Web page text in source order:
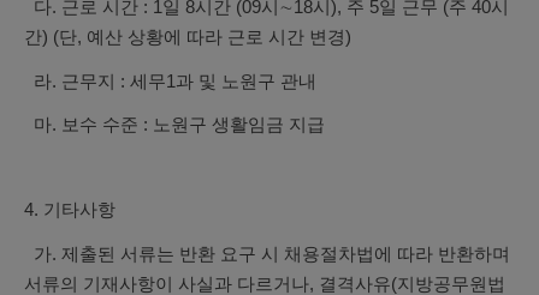
다. 근로 시간 : 1일 8시간 (09시∼18시), 주 5일 근무 (주 40시
간) (단, 예산 상황에 따라 근로 시간 변경)
라. 근무지 : 세무1과 및 노원구 관내
마. 보수 수준 : 노원구 생활임금 지급
4. 기타사항
가. 제출된 서류는 반환 요구 시 채용절차법에 따라 반환하며
서류의 기재사항이 사실과 다르거나, 결격사유(지방공무원법